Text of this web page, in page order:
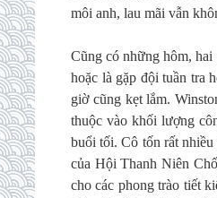
môi anh, lau mãi vẫn
Cũng có những hôm,
hoặc là gặp đội tuần tra
giờ cũng kẹt lắm.
thuộc vào khối lượng
buổi tối. Cô tốn rất
của Hội Thanh Niên
cho các phong trào tiết